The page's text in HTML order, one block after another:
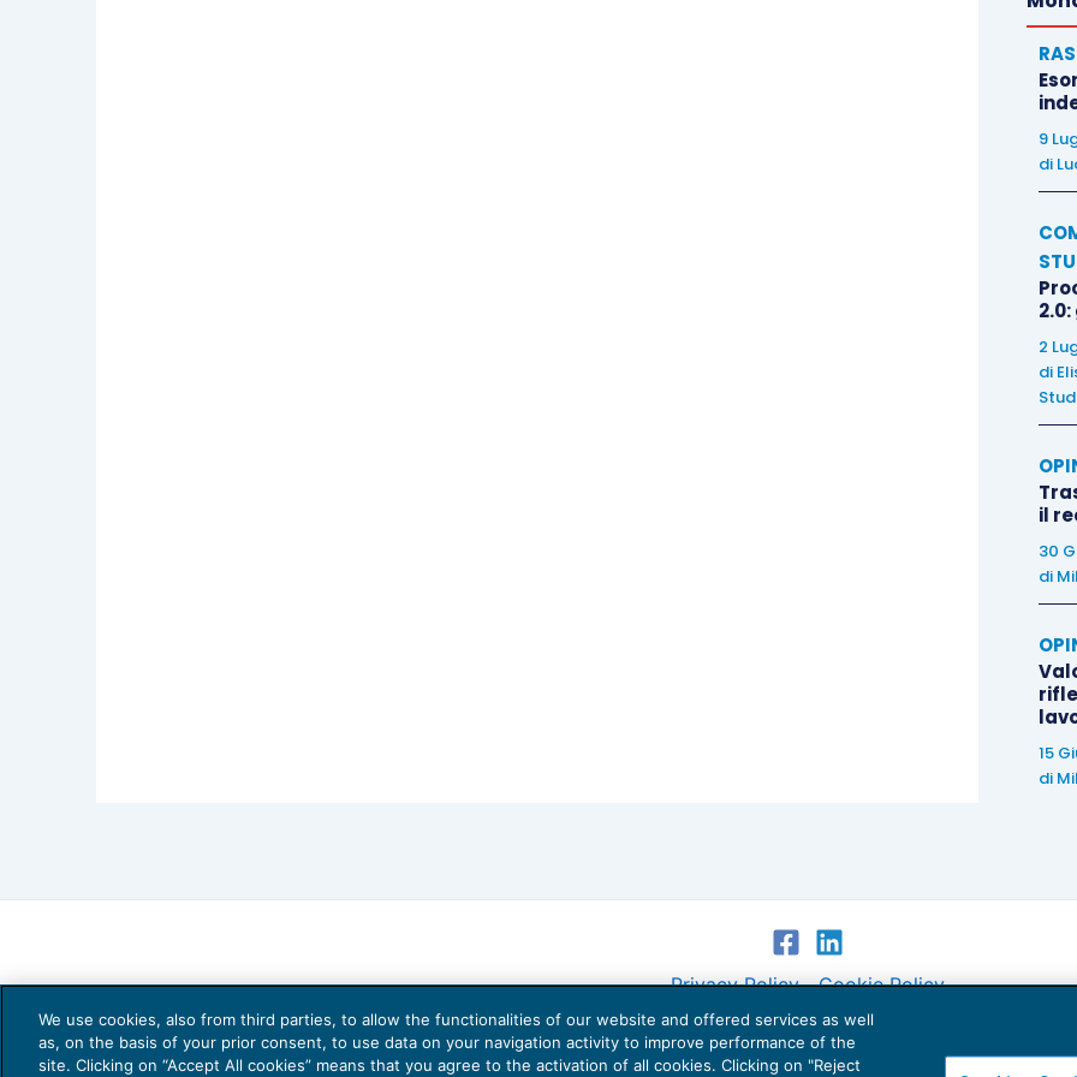
9
di
2
di
il
30
di
15
di
Privacy Policy Cookie Policy
Euroconference NEWS è una testata registrata al Tribunale di Milano Reg. n. 8556/2026
Direttore responsabile Sandro Cerato
We use cookies, also from third parties, to allow the functionalities of our website and offered services as well
as, on the basis of your prior consent, to use data on your navigation activity to improve performance of the
site. Clicking on “Accept All cookies” means that you agree to the activation of all cookies. Clicking on "Reject